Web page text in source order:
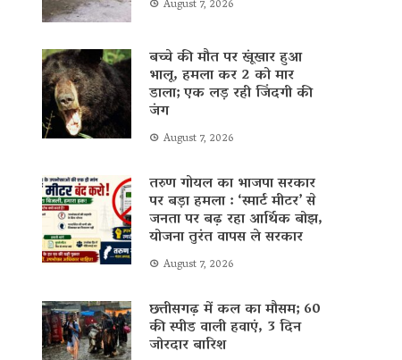
August 7, 2026
बच्चे की मौत पर खूंखार हुआ
भालू, हमला कर 2 को मार
डाला; एक लड़ रही जिंदगी की
जंग
August 7, 2026
तरुण गोयल का भाजपा सरकार
पर बड़ा हमला : ‘स्मार्ट मीटर’ से
जनता पर बढ़ रहा आर्थिक बोझ,
योजना तुरंत वापस ले सरकार
August 7, 2026
छत्तीसगढ़ में कल का मौसम; 60
की स्पीड वाली हवाएं, 3 दिन
जोरदार बारिश